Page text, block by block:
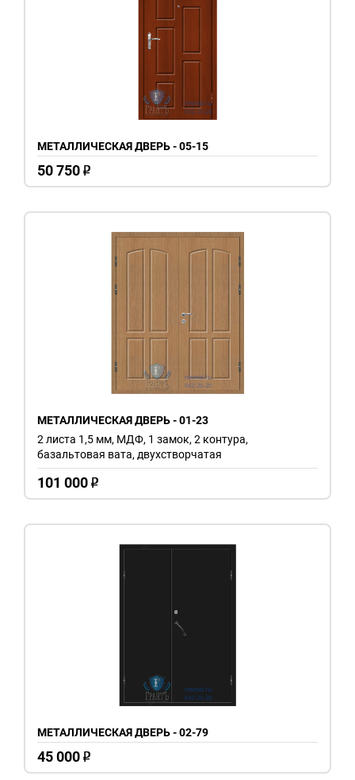
МЕТАЛЛИЧЕСКАЯ ДВЕРЬ - 05-15
50 750 o
МЕТАЛЛИЧЕСКАЯ ДВЕРЬ - 01-23
101 000 o
2 листа 1,5 мм, МДФ, 1 замок, 2 контура,
базальтовая вата, двухстворчатая
МЕТАЛЛИЧЕСКАЯ ДВЕРЬ - 02-79
45 000 o